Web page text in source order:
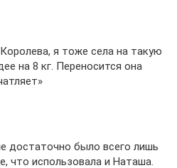
я тоже села на такую
на 8 кг. Переносится она
достаточно было всего лишь
что использовала и Наташа.